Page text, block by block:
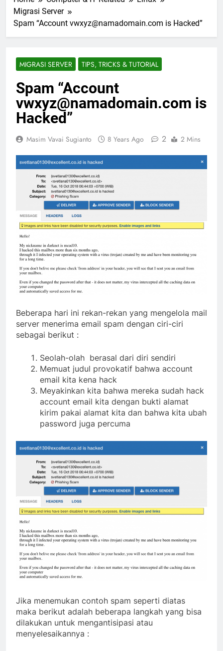
Migrasi Server
Spam “Account vwxyz@namadomain.com is Hacked”
MIGRASI SERVER TIPS, TRICKS & TUTORIAL
Spam “Account
vwxyz@namadomain.com is
Hacked”
Masim Vavai Sugianto 8 Years Ago 2 2 Mins
Beberapa hari ini rekan-rekan yang mengelola mail
server menerima email spam dengan ciri-ciri
sebagai berikut :
Seolah-olah berasal dari diri sendiri
Memuat judul provokatif bahwa account
email kita kena hack
Meyakinkan kita bahwa mereka sudah hack
account email kita dengan bukti alamat
kirim pakai alamat kita dan bahwa kita ubah
password juga percuma
Jika menemukan contoh spam seperti diatas
maka berikut adalah beberapa langkah yang bisa
dilakukan untuk mengantisipasi atau
menyelesaikannya :